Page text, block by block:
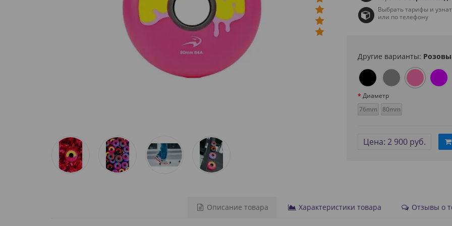
Выбрать тарифы и
или по телефону
Другие варианты:
Диаметр
76mm
80mm
Цена: 2 900 руб.
Описание товара Характеристики товара Отзывы о